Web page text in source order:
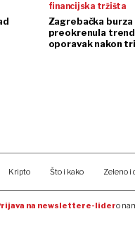
financijska tržišta
Zagrebačka burza
preokrenula
oporavak nakon tri
Kripto Što i kako Zeleno i
na newslettere-lidero